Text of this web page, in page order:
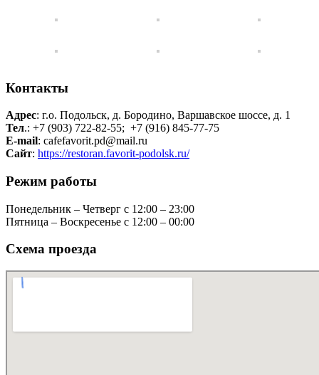
Контакты
Адрес: г.о. Подольск, д. Бородино, Варшавское шоссе, д. 1
Тел.: +7 (903) 722-82-55; +7 (916) 845-77-75
E-mail: cafefavorit.pd@mail.ru
Сайт: https://restoran.favorit-podolsk.ru/
Режим работы
Понедельник – Четверг с 12:00 – 23:00
Пятница – Воскресенье с 12:00 – 00:00
Схема проезда